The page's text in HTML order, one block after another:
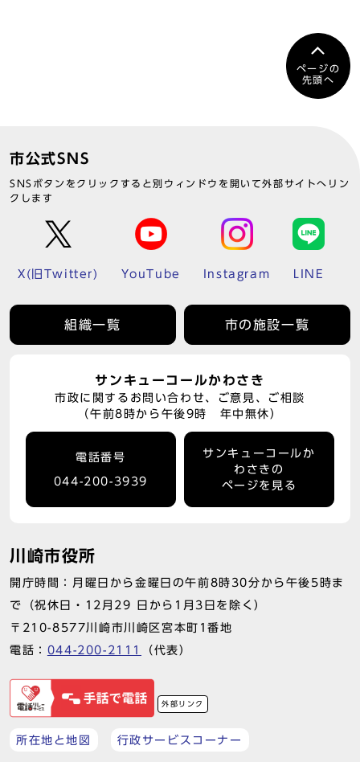
ページの
先頭へ
市公式SNS
SNSボタンをクリックすると別ウィンドウを開いて外部サイトへリン
クします
X(旧Twitter) YouTube Instagram LINE
組織一覧 市の施設一覧
サンキューコールかわさき
市政に関するお問い合わせ、ご意見、ご相談
（午前8時から午後9時 年中無休）
電話番号
044-200-3939
サンキューコールか
わさきの
ページを見る
川崎市役所
開庁時間：月曜日から金曜日の午前8時30分から午後5時ま
で（祝休日・12月29 日から1月3日を除く）
〒210-8577川崎市川崎区宮本町1番地
電話： 044-200-2111 （代表）
外部リンク
所在地と地図 行政サービスコーナー